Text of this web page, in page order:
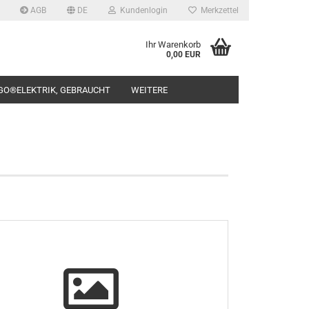
AGB DE Kundenlogin
vergessen?
Merkzettel
Ihr Warenkorb
0,00 EUR
GEBRAUCHT WEITERE